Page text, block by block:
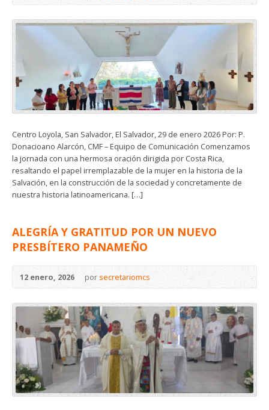
Centro Loyola, San Salvador, El Salvador, 29 de enero 2026 Por: P.
Donacioano Alarcón, CMF – Equipo de Comunicación Comenzamos
la jornada con una hermosa oración dirigida por Costa Rica,
resaltando el papel irremplazable de la mujer en la historia de la
Salvación, en la construcción de la sociedad y concretamente de
nuestra historia latinoamericana. […]
ALEGRÍA Y GRATITUD POR UN NUEVO
PRESBÍTERO PANAMEÑO
12 enero, 2026 porsecretariomcs